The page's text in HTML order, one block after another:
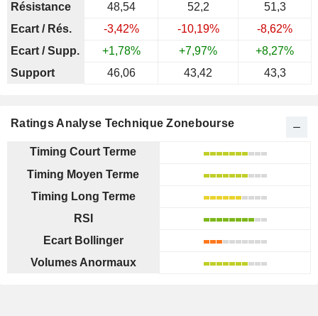
Résistance
48,54 52,2
51,3
Ecart / Rés.
-3,42% -10,19%
-8,62%
Ecart / Supp.
+1,78% +7,97%
+8,27%
Support
46,06 43,42 43,3
Ratings Analyse Technique Zonebourse
Timing Court Terme
Timing Moyen Terme
Timing Long Terme
RSI
Ecart Bollinger
Volumes Anormaux